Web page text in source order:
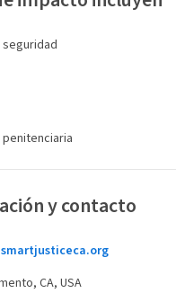
seguridad
y contacto
CA, USA